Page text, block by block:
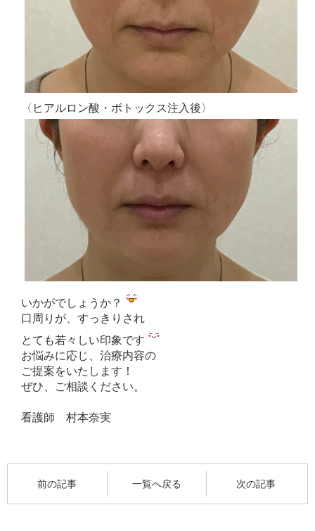
〈ヒアルロン酸・ボトックス注入後〉
いかがでしょうか？
口周りが、すっきりされ
とても若々しい印象です
お悩みに応じ、治療内容の
ご提案をいたします！
ぜひ、ご相談ください。
看護師 村本奈実
前の記事 一覧へ戻る 次の記事